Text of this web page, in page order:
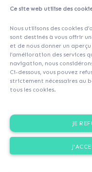
Ce site web utilise des
Nous utilisons des cookies
sont destinés à vous offrir
et de nous donner un
l’amélioration des services
navigation, nous
Ci-dessous, vous pouvez
strictement nécessaires au
tous les cookies.
JE
You are